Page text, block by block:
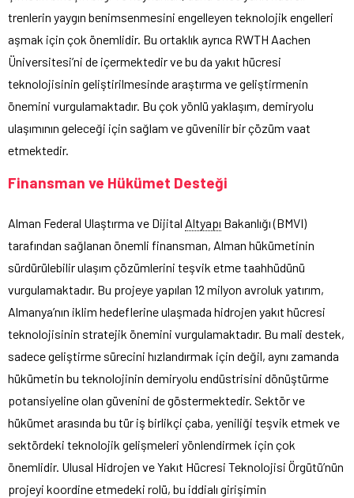
trenlerin yaygın benimsenmesini engelleyen teknolojik engelleri
aşmak için çok önemlidir. Bu ortaklık ayrıca RWTH Aachen
Üniversitesi’ni de içermektedir ve bu da yakıt hücresi
teknolojisinin geliştirilmesinde araştırma ve geliştirmenin
önemini vurgulamaktadır. Bu çok yönlü yaklaşım, demiryolu
ulaşımının geleceği için sağlam ve güvenilir bir çözüm vaat
etmektedir.
Finansman ve Hükümet Desteği
Alman Federal Ulaştırma ve Dijital Altyapı Bakanlığı (BMVI)
tarafından sağlanan önemli finansman, Alman hükümetinin
sürdürülebilir ulaşım çözümlerini teşvik etme taahhüdünü
vurgulamaktadır. Bu projeye yapılan 12 milyon avroluk yatırım,
Almanya’nın iklim hedeflerine ulaşmada hidrojen yakıt hücresi
teknolojisinin stratejik önemini vurgulamaktadır. Bu mali destek,
sadece geliştirme sürecini hızlandırmak için değil, aynı zamanda
hükümetin bu teknolojinin demiryolu endüstrisini dönüştürme
potansiyeline olan güvenini de göstermektedir. Sektör ve
hükümet arasında bu tür iş birlikçi çaba, yeniliği teşvik etmek ve
sektördeki teknolojik gelişmeleri yönlendirmek için çok
önemlidir. Ulusal Hidrojen ve Yakıt Hücresi Teknolojisi Örgütü’nün
projeyi koordine etmedeki rolü, bu iddialı girişimin